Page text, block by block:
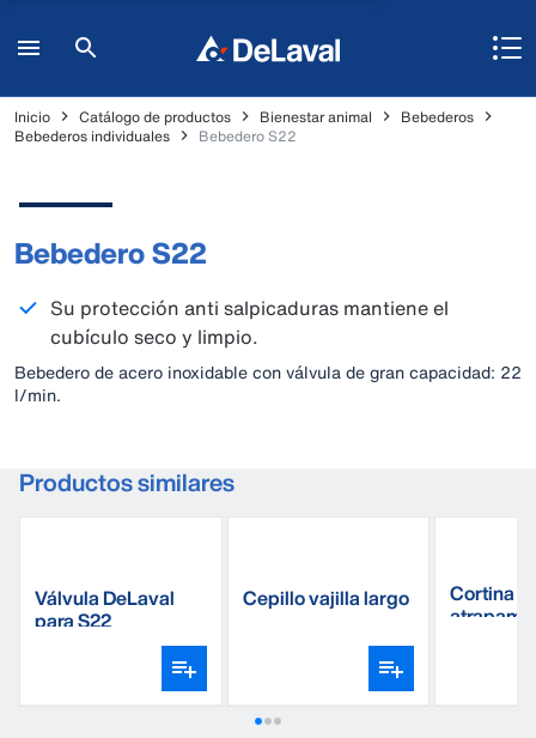
Inicio Catálogo de productos Bienestar animal
Bebederos
Bebederos individuales
Bebedero S22
Bebedero S22
Su protección anti salpicaduras mantiene el
cubículo seco y limpio.
Bebedero de acero inoxidable con válvula de gran capacidad: 22
l/min.
Productos similares
Válvula DeLaval
para S22
Cepillo vajilla largo Cortina